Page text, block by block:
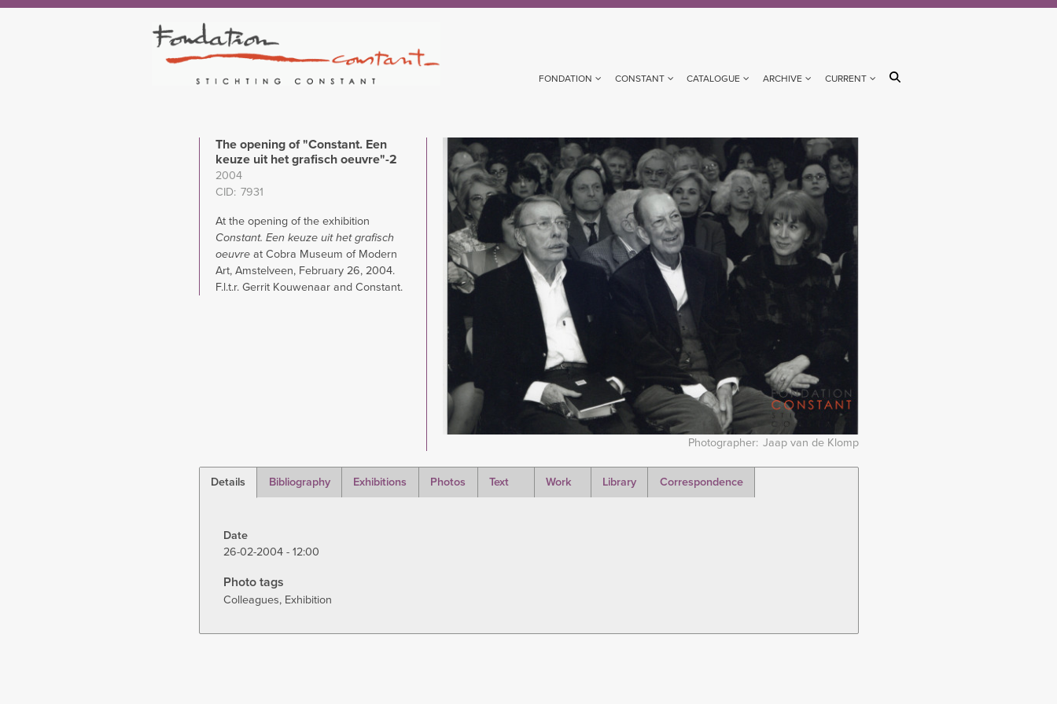
FONDATION CONSTANT CATALOGUE ARCHIVE CURRENT
Image
Photographer Jaap van de Klomp
The opening of "Constant. Een
keuze uit het grafisch oeuvre"-2
2004
CID 7931
At the opening of the exhibition
Constant. Een keuze uit het grafisch
oeuvreat Cobra Museum of Modern
Art, Amstelveen, February 26, 2004.
F.l.t.r. Gerrit Kouwenaar and Constant.
Details
Bibliography Exhibitions Photos Text Work Library Correspondence
Date
26-02-2004 - 12:00
Photo tags
Colleagues Exhibition